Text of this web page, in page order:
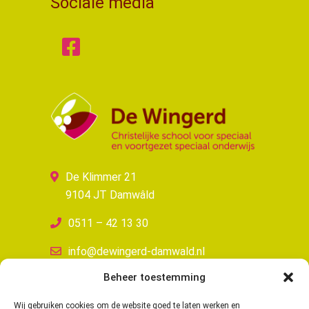
Beheer toestemming
Wij gebruiken cookies om de website goed te laten werken en
De Klimmer 21
9104 JT Damwâld
0511 – 42 13 30
info@dewingerd-damwald.nl